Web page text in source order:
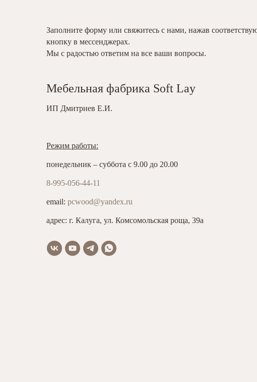
Заполните форму или свяжитесь с нами, нажав
кнопку в мессенджерах.
Мы с радостью ответим на все ваши вопросы.
Мебельная фабрика Soft Lay
ИП Дмитриев Е.И.
Режим работы:
понедельник – суббота с 9.00 до 20.00
8-995-056-44-11
email: pcwood@yandex.ru
адрес: г. Калуга, ул. Комсомольская роща, 39а